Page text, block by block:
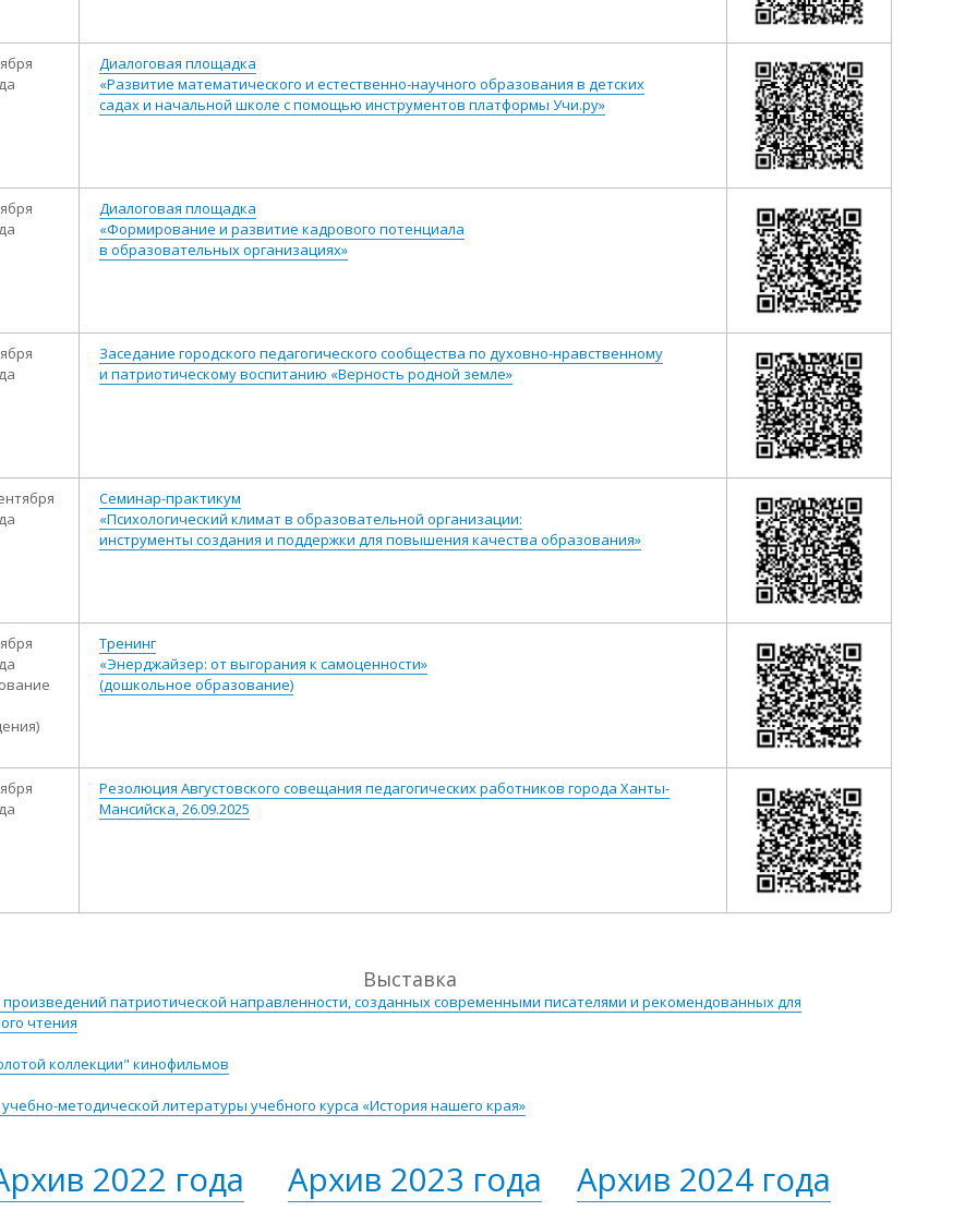
Диалоговая площадка
«Развитие математического и естественно-научного образования в детских
садах и начальной школе с помощью инструментов платформы Учи.ру»
Диалоговая площадка
«Формирование и развитие кадрового потенциала
в образовательных организациях»
Заседание городского педагогического сообщества по духовно-нравственному
и патриотическому воспитанию «Верность родной земле»
Семинар-практикум
«Психологический климат в образовательной организации:
инструменты создания и поддержки для повышения качества образования»
Тренинг
«Энерджайзер: от выгорания к самоценности»
(дошкольное образование)
​​Резолюция Августовского совещания педагогических работников города Ханты-
Мансийска, 26.09.2025
Выставка​
патриотической направленности, созданных современными писателями и рекомендованных для
чтения
коллекции" кинофильмов
методической литературы учебного курса «История нашего края»
2022 года Архив 2023 года Архив 2024 года